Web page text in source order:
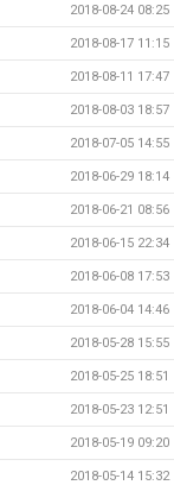
2018-08-24 08:25
2018-08-17 11:15
2018-08-11 17:47
2018-08-03 18:57
2018-07-05 14:55
2018-06-29 18:14
2018-06-21 08:56
2018-06-15 22:34
2018-06-08 17:53
2018-06-04 14:46
2018-05-28 15:55
2018-05-25 18:51
2018-05-23 12:51
2018-05-19 09:20
2018-05-14 15:32